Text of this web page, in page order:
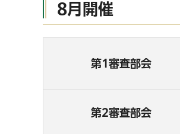
8月開催
第1審査部会
第2審査部会